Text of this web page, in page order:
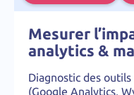
Mesurer
analytics &
Diagnostic des
(Google Analytics,